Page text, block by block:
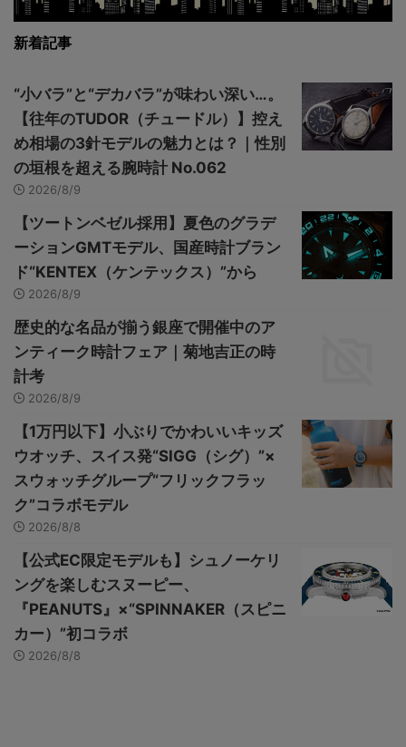
新着記事
“小バラ”と“デカバラ”が味わい深い…。
【往年のTUDOR（チュードル）】控え
め相場の3針モデルの魅力とは？｜性別
の垣根を超える腕時計 No.062
2026/8/9
【ツートンベゼル採用】夏色のグラデ
ーションGMTモデル、国産時計ブラン
ド“KENTEX（ケンテックス）”から
2026/8/9
歴史的な名品が揃う銀座で開催中のア
ンティーク時計フェア｜菊地吉正の時
計考
2026/8/9
【1万円以下】小ぶりでかわいいキッズ
ウオッチ、スイス発“SIGG（シグ）”×
スウォッチグループ“フリックフラッ
ク”コラボモデル
2026/8/8
【公式EC限定モデルも】シュノーケリ
ングを楽しむスヌーピー、
『PEANUTS』×“SPINNAKER（スピニ
カー）”初コラボ
2026/8/8